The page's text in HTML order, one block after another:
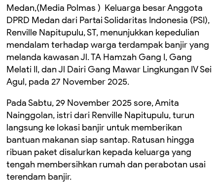
Medan,(Media Polmas ) Keluarga besar Anggota
DPRD Medan dari Partai Solidaritas Indonesia (PSI),
Renville Napitupulu, ST, menunjukkan kepedulian
mendalam terhadap warga terdampak banjir yang
melanda kawasan Jl. TA Hamzah Gang I, Gang
Melati II, dan Jl Dairi Gang Mawar Lingkungan IV Sei
Agul, pada 27 November 2025.
Pada Sabtu, 29 November 2025 sore, Amita
Nainggolan, istri dari Renville Napitupulu, turun
langsung ke lokasi banjir untuk memberikan
bantuan makanan siap santap. Ratusan hingga
ribuan paket disalurkan kepada keluarga yang
tengah membersihkan rumah dan perabotan usai
terendam banjir.